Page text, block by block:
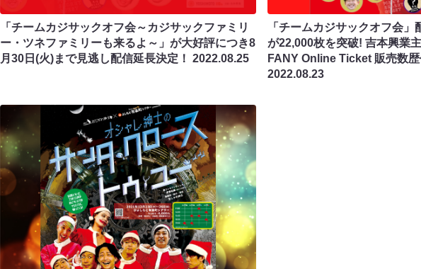
「チームカジサックオフ会～カジサックファミリ
ー・ツネファミリーも来るよ～」が大好評につき8
月30日(火)まで見逃し配信延長決定！2022.08.25
「チームカジサックオフ会
が22,000枚を突破! 吉本興業
FANY Online Ticket 販売数
2022.08.23